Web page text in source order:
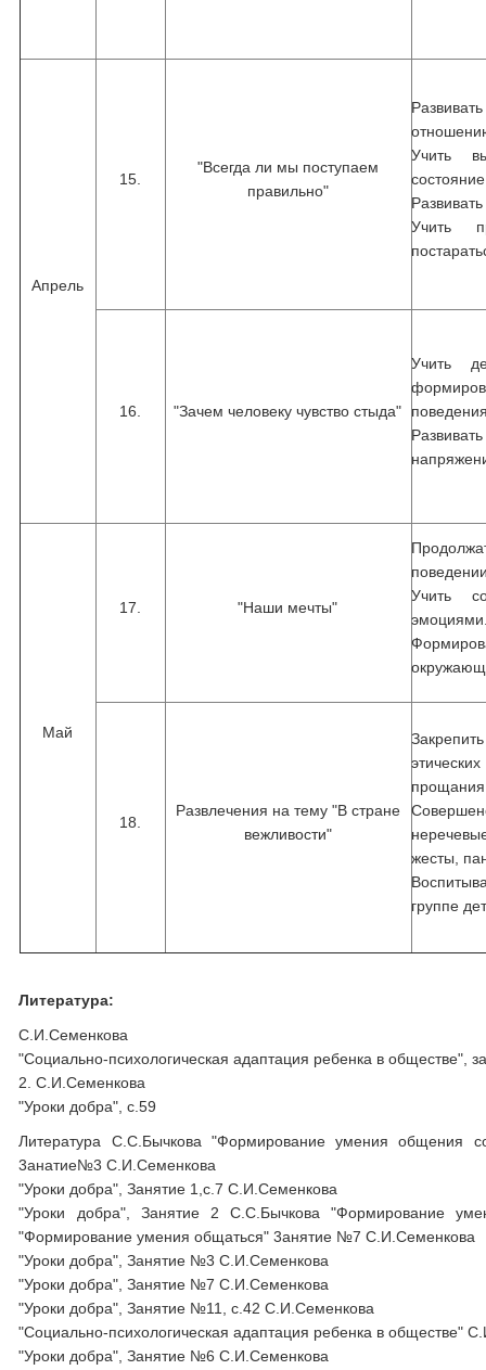
Апрель
15.
"Всегда ли мы поступаем
правильно"
Учить
Учить
16. "Зачем человеку чувство стыда"
Учить
Май
17. "Наши мечты"
Учить
18.
Развлечения на тему "В стране
вежливости"
жесты,
группе
Литература:
С.И.Семенкова
"Социально-психологическая адаптация ребенка в обществе",
2. С.И.Семенкова
"Уроки добра", с.59
Литература С.С.Бычкова "Формирование умения общения
3анатие№3 С.И.Семенкова
"Уроки добра", Занятие 1,с.7 С.И.Семенкова
"Уроки добра", Занятие 2 С.С.Бычкова "Формирование
"Формирование умения общаться" 3анятие №7 С.И.Семенкова
"Уроки добра", Занятие №3 С.И.Семенкова
"Уроки добра", Занятие №7 С.И.Семенкова
"Уроки добра", Занятие №11, с.42 С.И.Семенкова
"Социально-психологическая адаптация ребенка в обществе"
"Уроки добра", Занятие №6 С.И.Семенкова